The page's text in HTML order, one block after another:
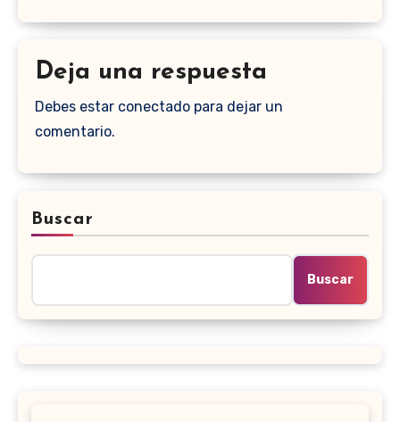
Deja una respuesta
Debes estar conectado para dejar un
comentario.
Buscar
Buscar